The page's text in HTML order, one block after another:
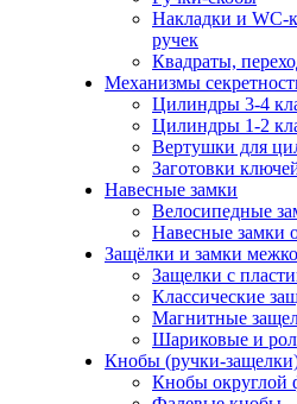
Накладки и WC-
ручек
Квадраты,
Механизмы
Цилиндры 3-4
Цилиндры 1-2
Вертушки для
Заготовки
Навесные замки
Велосипедные
Навесные замки
Защёлки и замки
Защелки с
Классические
Магнитные
Шариковые и
Кнобы (ручки-
Кнобы округлой